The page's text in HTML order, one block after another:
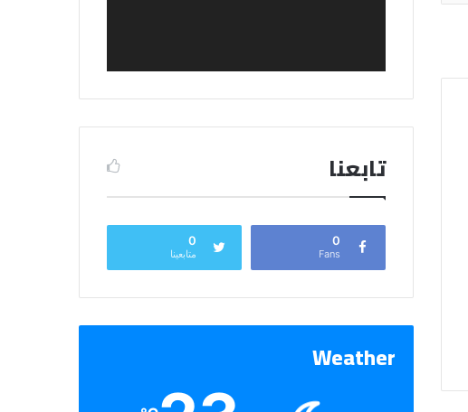
تابعنا
0
Fans
0
متابعينا
Weather